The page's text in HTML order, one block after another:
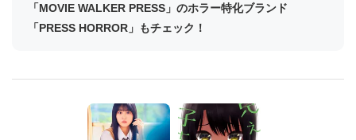
「MOVIE WALKER PRESS」のホラー特化ブランド
「PRESS HORROR」もチェック！